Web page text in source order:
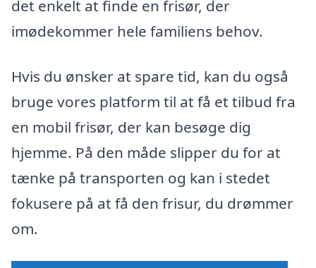
det enkelt at finde en frisør, der
imødekommer hele familiens behov.
Hvis du ønsker at spare tid, kan du også
bruge vores platform til at få et tilbud fra
en mobil frisør, der kan besøge dig
hjemme. På den måde slipper du for at
tænke på transporten og kan i stedet
fokusere på at få den frisur, du drømmer
om.